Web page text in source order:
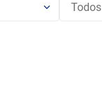
Todos